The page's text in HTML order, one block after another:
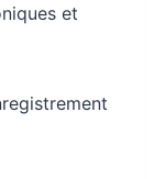
et